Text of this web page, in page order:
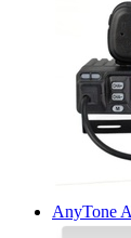
AnyTone